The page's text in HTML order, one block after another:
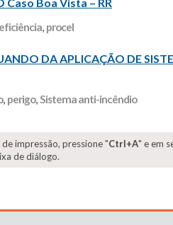
eficiência, procel
DA APLICAÇÃO DE
, perigo,Sistema anti-incêndio
impressão, pressione "Ctrl+A" e em
de diálogo.